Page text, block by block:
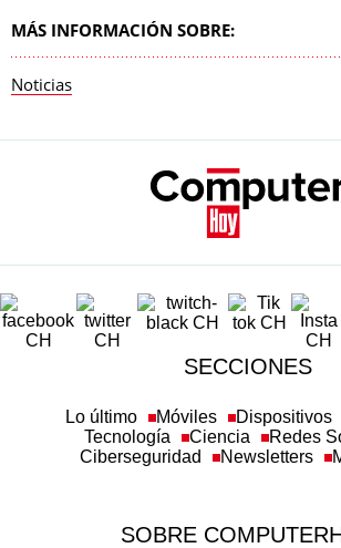
MÁS INFORMACIÓN SOBRE:
Noticias
SECCIONES
Lo último Móviles Dispositivos
Tecnología
Ciencia
Redes
Ciberseguridad
Newsletters
SOBRE